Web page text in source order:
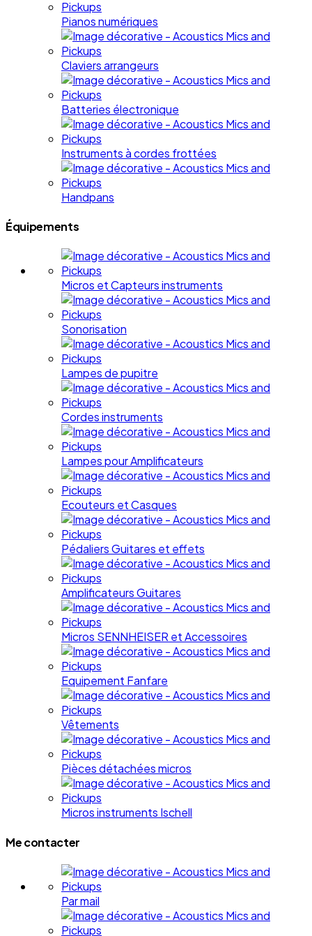
Pianos numériques
Claviers arrangeurs
Batteries électronique
Instruments à cordes frottées
Handpans
Équipements
Micros et Capteurs instruments
Sonorisation
Lampes de pupitre
Cordes instruments
Lampes pour Amplificateurs
Ecouteurs et Casques
Pédaliers Guitares et effets
Amplificateurs Guitares
Micros SENNHEISER et Accessoires
Equipement Fanfare
Vêtements
Pièces détachées micros
Micros instruments Ischell
Me contacter
Par mail